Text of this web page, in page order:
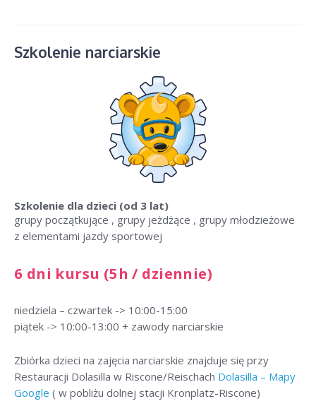
Szkolenie narciarskie
Szkolenie dla dzieci (od 3 lat)
grupy początkujące , grupy jeżdżące , grupy młodzieżowe
z elementami jazdy sportowej
6 dni kursu (5h / dziennie)
niedziela – czwartek -> 10:00-15:00
piątek -> 10:00-13:00 + zawody narciarskie
Zbiórka dzieci na zajęcia narciarskie znajduje się przy
Restauracji Dolasilla w Riscone/Reischach Dolasilla – Mapy
Google ( w pobliżu dolnej stacji Kronplatz-Riscone)